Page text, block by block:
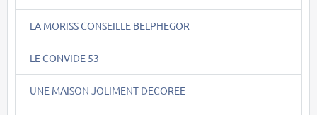
LA MORISS CONSEILLE BELPHEGOR
LE CONVIDE 53
UNE MAISON JOLIMENT DECOREE